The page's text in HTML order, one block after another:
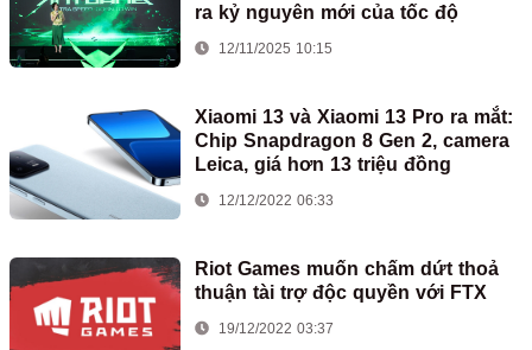
ra kỷ nguyên mới của tốc độ
12/11/2025 10:15
Xiaomi 13 và Xiaomi 13 Pro ra mắt:
Chip Snapdragon 8 Gen 2, camera
Leica, giá hơn 13 triệu đồng
12/12/2022 06:33
Riot Games muốn chấm dứt thoả
thuận tài trợ độc quyền với FTX
19/12/2022 03:37